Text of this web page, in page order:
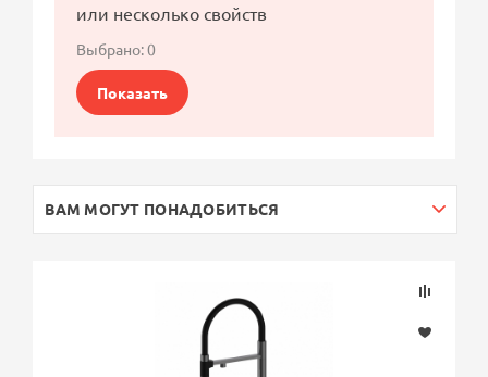
или несколько свойств
Выбрано:0
Показать
ВАМ МОГУТ ПОНАДОБИТЬСЯ